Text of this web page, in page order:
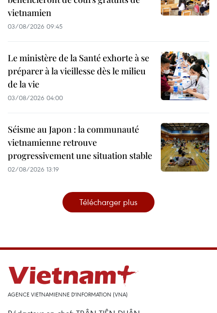
vietnamien
03/08/2026 09:45
Le ministère de la Santé exhorte à se
préparer à la vieillesse dès le milieu
de la vie
03/08/2026 04:00
Séisme au Japon : la communauté
vietnamienne retrouve
progressivement une situation stable
02/08/2026 13:19
Télécharger plus
AGENCE VIETNAMIENNE D'INFORMATION (VNA)